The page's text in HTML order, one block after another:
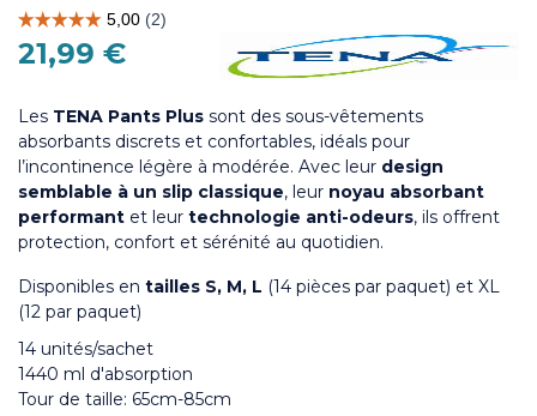
21,99 €
Les TENA Pants Plus sont des sous-vêtements
absorbants discrets et confortables, idéals pour
l’incontinence légère à modérée. Avec leur design
semblable à un slip classique, leur noyau absorbant
performant et leur technologie anti-odeurs, ils offrent
protection, confort et sérénité au quotidien.
Disponibles en tailles S, M, L (14 pièces par paquet) et XL
(12 par paquet)
14 unités/sachet
1440 ml d'absorption
Tour de taille: 65cm-85cm